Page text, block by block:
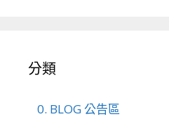
分類
0. BLOG 公告區